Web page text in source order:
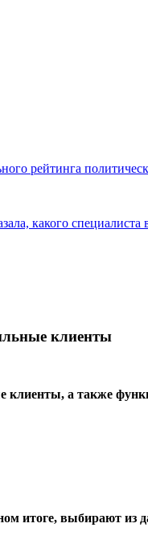
рейтинга
какого специалиста
клиенты
а также
итоге, выбирают из